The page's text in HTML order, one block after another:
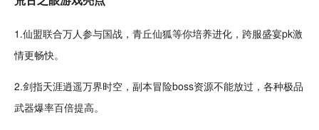
1.仙盟联合万人参与国战 ，青丘仙狐等你培养进化 ， 跨服盛宴pk激
情更畅快。
2.剑指天涯逍遥万界时空，副本冒险boss资源不能放过，各种极品
武器爆率百倍提高。